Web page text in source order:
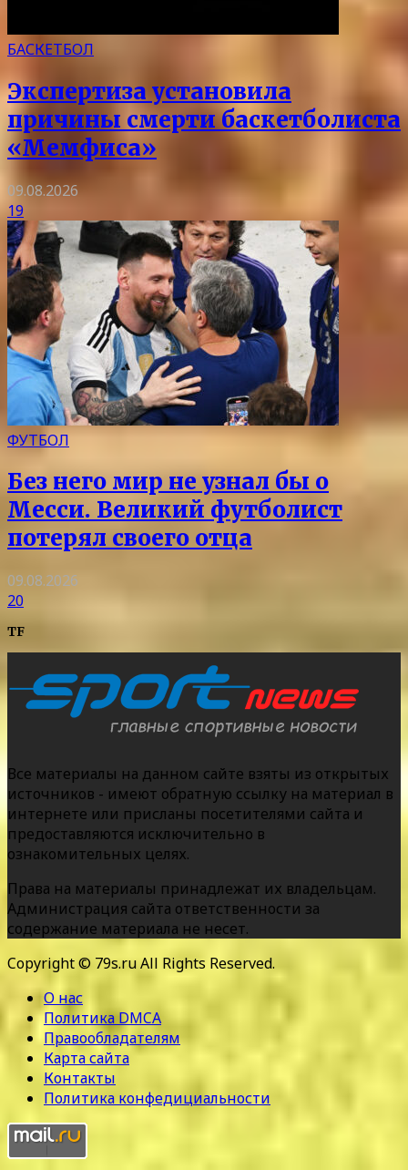
БАСКЕТБОЛ
Экспертиза установила
причины смерти баскетболиста
«Мемфиса»
09.08.2026
19
ФУТБОЛ
Без него мир не узнал бы о
Месси. Великий футболист
потерял своего отца
09.08.2026
20
TF
Все материалы на данном сайте взяты из открытых
источников - имеют обратную ссылку на материал в
интернете или присланы посетителями сайта и
предоставляются исключительно в
ознакомительных целях.
Права на материалы принадлежат их владельцам.
Администрация сайта ответственности за
содержание материала не несет.
Copyright © 79s.ru All Rights Reserved.
О нас
Политика DMCA
Правообладателям
Карта сайта
Контакты
Политика конфедициальности